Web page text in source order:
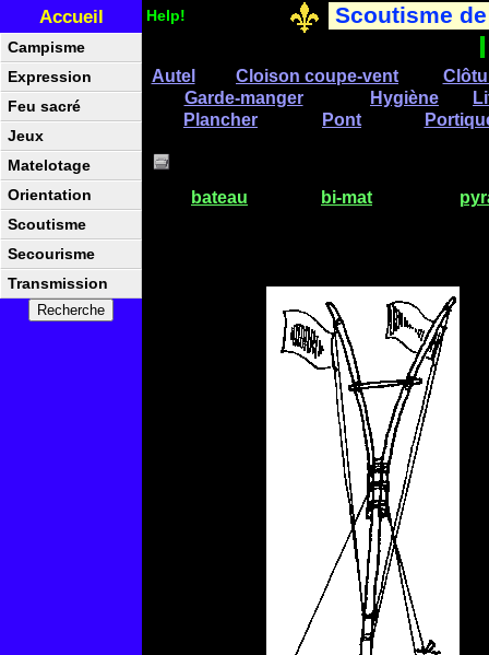
Accueil Help! Scoutisme
Autel Cloison coupe-vent
Garde-manger
Hygiène
Plancher
Pont
bateau bi-mat
Campisme
Expression
Feu sacré
Jeux
Matelotage
Orientation
Scoutisme
Secourisme
Transmission